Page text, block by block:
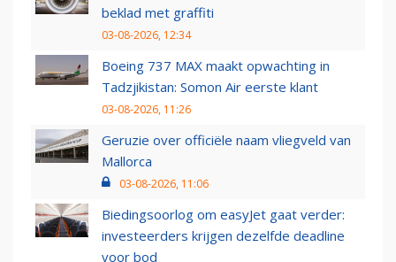
beklad met graffiti
03-08-2026, 12:34
Boeing 737 MAX maakt opwachting in
Tadzjikistan: Somon Air eerste klant
03-08-2026, 11:26
Geruzie over officiële naam vliegveld van
Mallorca
03-08-2026, 11:06
Biedingsoorlog om easyJet gaat verder:
investeerders krijgen dezelfde deadline
voor bod